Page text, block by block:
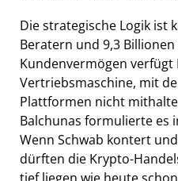
Die strategische Logik ist
Beratern und 9,3
Kundenvermögen
Vertriebsmaschine, mit
Plattformen nicht
Balchunas formulierte es
Wenn Schwab kontert
dürften die Krypto-